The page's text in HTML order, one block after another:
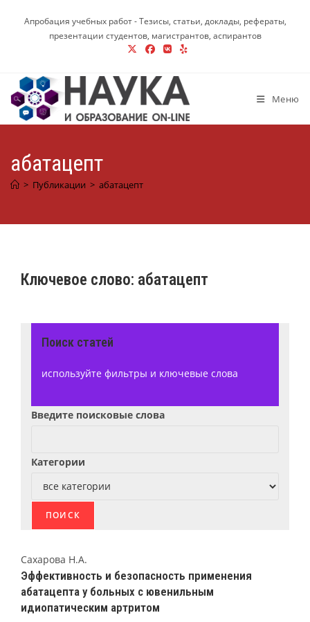
содержимому
Апробация учебных работ - Тезисы, статьи, доклады, рефераты,
презентации студентов, магистрантов, аспирантов
Меню
абатацепт
> Публикации > абатацепт
Ключевое слово: абатацепт
Поиск статей
используйте фильтры и ключевые слова
Введите поисковые слова
Категории
Сахарова Н.А.
Эффективность и безопасность применения
абатацепта у больных с ювенильным
идиопатическим артритом